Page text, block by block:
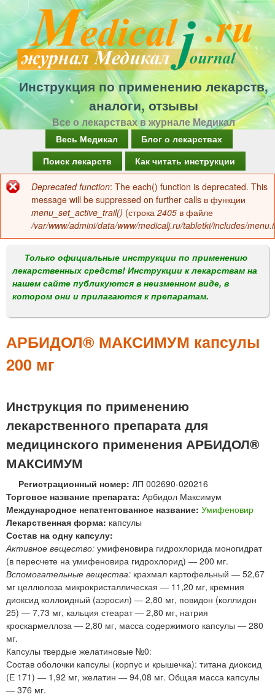
Перейти
к
основному
содержанию
Инструкция по применению лекарств,
аналоги, отзывы
Все о лекарствах в журнале Медикал
а
в
о
м
е
н
Весь Медикал
Блог о лекарствах
Поиск лекарств
Как читать инструкции
Сообщение
об
ошибке
Deprecated function: The each() function is deprecated. This
message will be suppressed on further calls в функции
menu_set_active_trail() (строка 2405 в файле
/var/www/admini/data/www/medicalj.ru/tabletki/includes/
Только официальные инструкции по применению
лекарственных средств! Инструкции к лекарствам на
нашем сайте публикуются в неизменном виде, в
котором они и прилагаются к препаратам.
АРБИДОЛ® МАКСИМУМ капсулы
200 мг
Инструкция по применению
лекарственного препарата для
медицинского применения АРБИДОЛ®
МАКСИМУМ
Регистрационный номер: ЛП 002690-020216
Торговое название препарата: Арбидол Максимум
Международное непатентованное название: Умифеновир
Лекарственная форма: капсулы
Состав на одну капсулу:
Активное вещество: умифеновира гидрохлорида моногидрат
(в пересчете на умифеновира гидрохлорид) — 200 мг.
Вспомогательные вещества: крахмал картофельный — 52,67
мг целлюлоза микрокристаллическая — 11,20 мг, кремния
диоксид коллоидный (аэросил) — 2,80 мг, повидон (коллидон
25) — 7,73 мг, кальция стеарат — 2,80 мг, натрия
кроскармеллоза — 2,80 мг, масса содержимого капсулы — 280
мг.
Капсулы твердые желатиновые №0:
Состав оболочки капсулы (корпус и крышечка): титана диоксид
(Е 171) — 1,92 мг, желатин — 94,08 мг. Общая масса капсулы
— 376 мг.